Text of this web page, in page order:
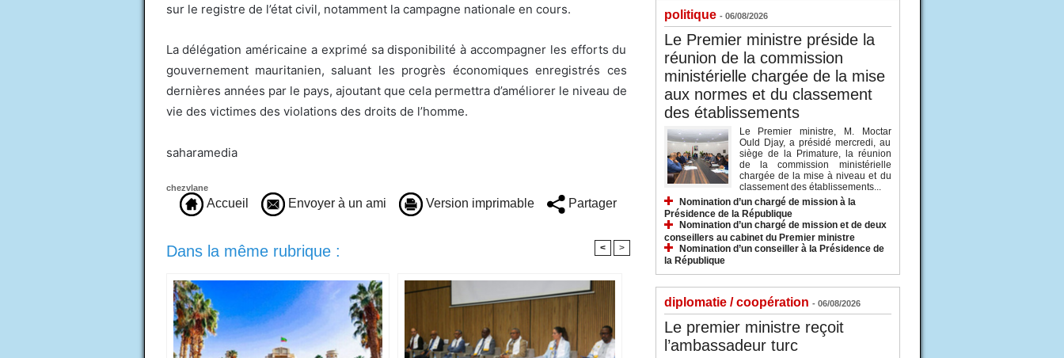
sur le registre de l’état civil, notamment la campagne nationale en cours.
La délégation américaine a exprimé sa disponibilité à accompagner les efforts du
gouvernement mauritanien, saluant les progrès économiques enregistrés ces
dernières années par le pays, ajoutant que cela permettra d’améliorer le niveau de
vie des victimes des violations des droits de l’homme.
saharamedia
chezvlane
Accueil Envoyer à un ami Version imprimable Partager
Dans la même rubrique : < >
politique - 06/08/2026
Le Premier ministre préside la
réunion de la commission
ministérielle chargée de la mise
aux normes et du classement
des établissements
Le Premier ministre, M. Moctar
Ould Djay, a présidé mercredi, au
siège de la Primature, la réunion
de la commission ministérielle
chargée de la mise à niveau et du
classement des établissements...
Nomination d’un chargé de mission à la
Présidence de la République
Nomination d’un chargé de mission et de deux
conseillers au cabinet du Premier ministre
Nomination d’un conseiller à la Présidence de
la République
diplomatie / coopération - 06/08/2026
Le premier ministre reçoit
l’ambassadeur turc